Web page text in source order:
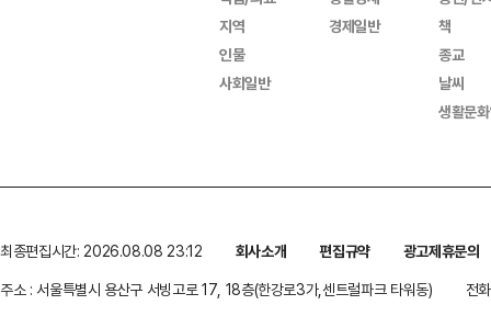
지역
인물
사회일반
경제일반
책
종교
날씨
생활문
최종편집시간: 2026.08.08 23:12 회사소개 편집규약
광고제휴문의
주소 : 서울특별시 용산구 서빙고로 17, 18층(한강로3가,센트럴파크 타워동)
전